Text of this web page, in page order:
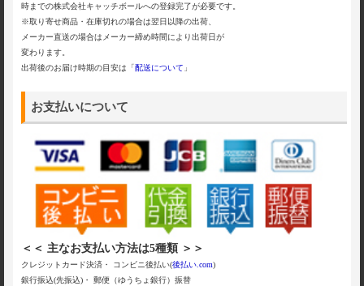
時までの株式会社キャッチボールへの登録完了が必要です。
※取り寄せ商品・在庫切れの場合は翌日以降の出荷、
メーカー直送の場合はメーカー締め時間により出荷日が
変わります。
出荷後のお届け時期の目安は「配送について 」
お支払いについて
＜＜ 主なお支払い方法は5種類 ＞＞
クレジットカード決済・ コンビニ後払い(後払い.com)
銀行振込(先振込)・ 郵便（ゆうちょ銀行）振替